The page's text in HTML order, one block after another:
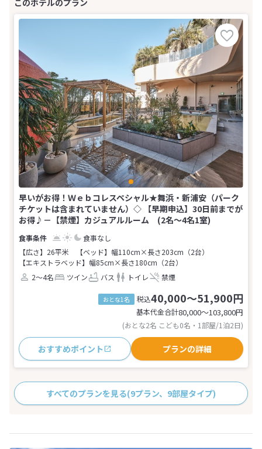
早いがお得！Ｗｅｂコレスペシャル★舞浜・新浦安（パーク
チケットは含まれていません）◇ 【早期申込】30日前までが
お得♪－【禁煙】カジュアルルーム (2名～4名1室)
食事なし
【広さ】26平米
【ベッド】幅110cm×長さ203cm（2台）
【エキストラベッド】幅85cm×長さ180cm（2台）
2～4名
ツイン バス トイレ 禁煙
おとな1名 税込40,000～51,900円
基本代金合計80,000〜103,800円
(おとな2名 こども0名・1部屋/1泊2日)
おすすめポイント プランの詳細
すべてのプランを見る(9プラン、9部屋タイプ)